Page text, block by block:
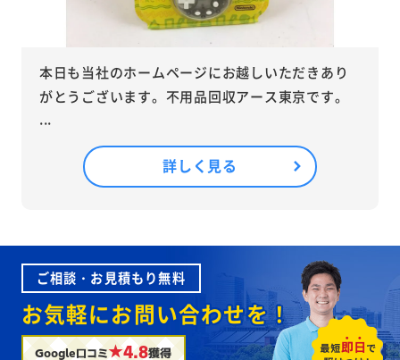
本日も当社のホームページにお越しいただきあり
がとうございます。不用品回収アース東京です。
...
詳しく見る
ご相談・お見積もり無料
お気軽にお問い合わせを！
Google口コミ★4.8獲得